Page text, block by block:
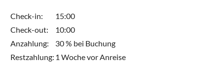
Check-in:
15:00
Check-out:
10:00
Anzahlung:
30 % bei Buchung
Restzahlung: 1 Woche vor Anreise